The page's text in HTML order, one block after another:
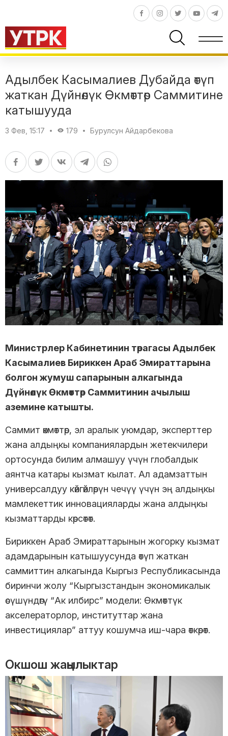
Адылбек Касымалиев Дубайда өтүп
жаткан Дүйнөлүк Өкмөттөр Саммитине
катышууда
3 Фев, 15:17 179 Бурулсун Айдарбекова
Министрлер Кабинетинин төрагасы Адылбек
Касымалиев Бириккен Араб Эмираттарына
болгон жумуш сапарынын алкагында
Дүйнөлүк Өкмөттөр Саммитинин ачылыш
аземине катышты.
Саммит өкмөттөр, эл аралык уюмдар, эксперттер
жана алдыңкы компаниялардын жетекчилери
ортосунда билим алмашуу үчүн глобалдык
аянтча катары кызмат кылат. Ал адамзаттын
универсалдуу көйгөйлөрүн чечүү үчүн эң алдыңкы
мамлекеттик инновацияларды жана алдыңкы
кызматтарды көрсөтөт.
Бириккен Араб Эмираттарынын жогорку кызмат
адамдарынын катышуусунда өтүп жаткан
саммиттин алкагында Кыргыз Республикасында
биринчи жолу “Кыргызстандын экономикалык
өсүшүндөгү “Ак илбирс” модели: Өкмөттүк
акселераторлор, институттар жана
инвестициялар” аттуу кошумча иш-чара өткөрөт.
Окшош жаңылыктар